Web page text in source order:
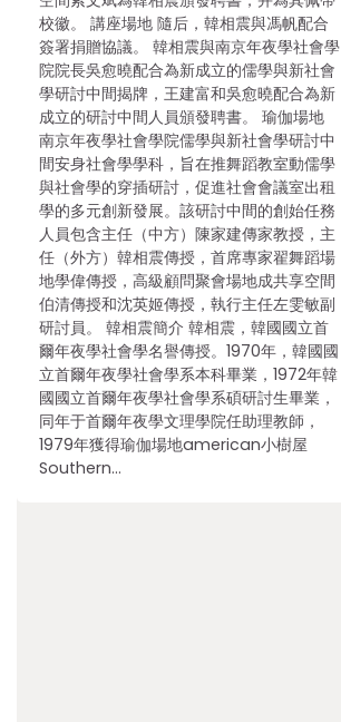
校徽。 講座場地 隨后，韓相震與馮帆配合
簽署捐贈協議。 韓相震與南京年夜學社會學
院院長吳愈曉配合為新成立的儒學與新社會
學研討中間揭牌，王建富和吳愈曉配合為新
成立的研討中間人員頒發聘書。 瑜伽場地
南京年夜學社會學院儒學與新社會學研討中
間安身社會學學科，旨在推舞蹈教室動儒學
與社會學的穿插研討，促進社會會議室出租
學的多元創新發展。該研討中間的創始任務
人員包含主任（中方）陳家建傳家教授，主
任（外方）韓相震傳授，首席專家翟舞蹈場
地學偉傳授，高級顧問聚會場地成共享空間
伯清傳授和沈英姬傳授，執行主任左雯敏副
研討員。 韓相震簡介 韓相震，韓國國立首
爾年夜學社會學名譽傳授。1970年，韓國國
立首爾年夜學社會學系本科畢業，1972年韓
國國立首爾年夜學社會學系碩研討生畢業，
同年于首爾年夜學文理學院任助理教師，
1979年獲得瑜伽場地american小樹屋
Southern…